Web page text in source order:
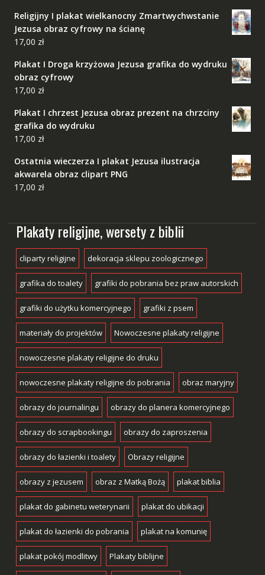
Religijny I plakat wielkanocny Zmartwychwstanie
Jezusa obraz cyfrowy na ścianę
17,00 zł
Plakat I Droga krzyżowa Jezusa grafika do wydruku
obraz cyfrowy
17,00 zł
Plakat I chrzest Jezusa obraz prezent na chrzciny
grafika do wydruku
17,00 zł
Ostatnia wieczerza I plakat Jezusa ilustracja
akwarela obraz clipart PNG
17,00 zł
Plakaty religijne, wersety z biblii
cliparty religijne dekoracja sklepu zoologicznego
grafika do toalety grafiki do pobrania bez praw autorskich
grafiki do użytku komercyjnego grafiki z psem
materiały do projektów Nowoczesne plakaty religijne
nowoczesne plakaty religijne do druku
nowoczesne plakaty religijne do pobrania obraz maryjny
obrazy do journalingu obrazy do planera komercyjnego
obrazy do scrapbookingu obrazy do zaproszenia
obrazy do łazienki i toalety Obrazy religijne
obrazy z jezusem obraz z Matką Bożą plakat biblia
plakat do gabinetu weterynarii plakat do ubikacji
plakat do łazienki do pobrania plakat na komunię
plakat pokój modlitwy Plakaty biblijne